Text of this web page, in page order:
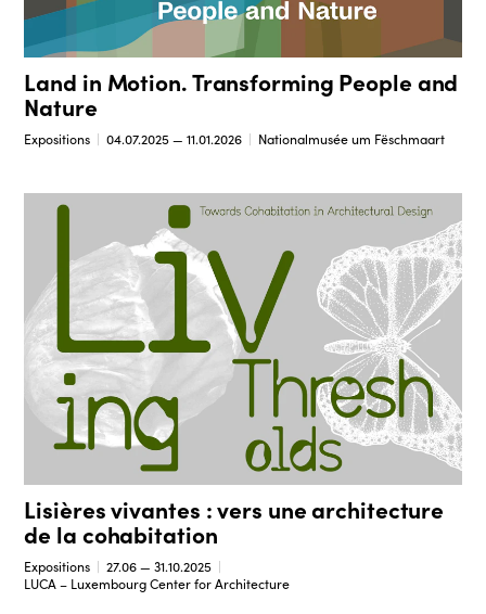
Land in Motion. Transforming People and
Nature
Expositions 04.07.2025 — 11.01.2026 Nationalmusée um Fëschmaart
Lisières vivantes : vers une architecture
de la cohabitation
Expositions
27.06 — 31.10.2025
LUCA – Luxembourg Center for Architecture